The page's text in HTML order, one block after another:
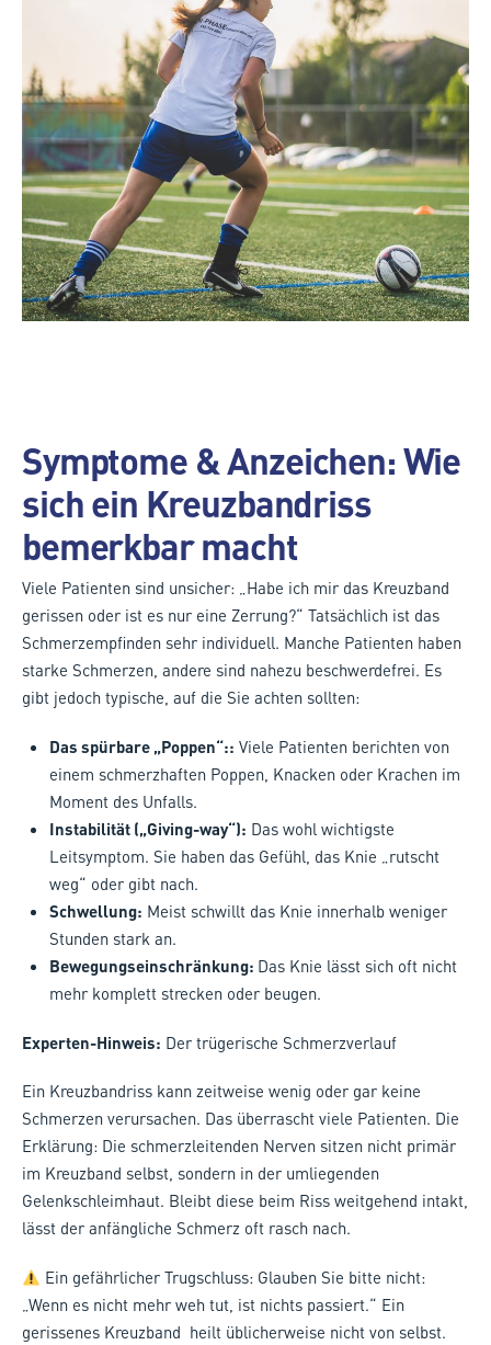
Symptome & Anzeichen: Wie
sich ein Kreuzbandriss
bemerkbar macht
Viele Patienten sind unsicher: „Habe ich mir das Kreuzband
gerissen oder ist es nur eine Zerrung?“ Tatsächlich ist das
Schmerzempfinden sehr individuell. Manche Patienten haben
starke Schmerzen, andere sind nahezu beschwerdefrei. Es
gibt jedoch typische, auf die Sie achten sollten:
Das spürbare „Poppen“:: Viele Patienten berichten von
einem schmerzhaften Poppen, Knacken oder Krachen im
Moment des Unfalls.
Instabilität („Giving-way“): Das wohl wichtigste
Leitsymptom. Sie haben das Gefühl, das Knie „rutscht
weg“ oder gibt nach.
Schwellung: Meist schwillt das Knie innerhalb weniger
Stunden stark an.
Bewegungseinschränkung: Das Knie lässt sich oft nicht
mehr komplett strecken oder beugen.
Experten-Hinweis: Der trügerische Schmerzverlauf
Ein Kreuzbandriss kann zeitweise wenig oder gar keine
Schmerzen verursachen. Das überrascht viele Patienten. Die
Erklärung: Die schmerzleitenden Nerven sitzen nicht primär
im Kreuzband selbst, sondern in der umliegenden
Gelenkschleimhaut. Bleibt diese beim Riss weitgehend intakt,
lässt der anfängliche Schmerz oft rasch nach.
Ein gefährlicher Trugschluss: Glauben Sie bitte nicht:
„Wenn es nicht mehr weh tut, ist nichts passiert.“ Ein
gerissenes Kreuzband heilt üblicherweise nicht von selbst.